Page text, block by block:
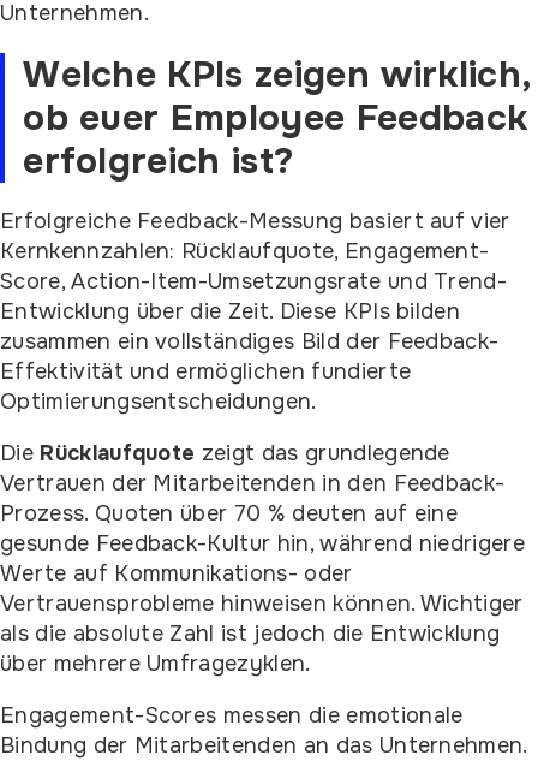
Unternehmen.
Welche KPIs zeigen wirklich,
ob euer Employee Feedback
erfolgreich ist?
Erfolgreiche Feedback-Messung basiert auf vier
Kernkennzahlen: Rücklaufquote, Engagement-
Score, Action-Item-Umsetzungsrate und Trend-
Entwicklung über die Zeit. Diese KPIs bilden
zusammen ein vollständiges Bild der Feedback-
Effektivität und ermöglichen fundierte
Optimierungsentscheidungen.
Die Rücklaufquote zeigt das grundlegende
Vertrauen der Mitarbeitenden in den Feedback-
Prozess. Quoten über 70 % deuten auf eine
gesunde Feedback-Kultur hin, während niedrigere
Werte auf Kommunikations- oder
Vertrauensprobleme hinweisen können. Wichtiger
als die absolute Zahl ist jedoch die Entwicklung
über mehrere Umfragezyklen.
Engagement-Scores messen die emotionale
Bindung der Mitarbeitenden an das Unternehmen.